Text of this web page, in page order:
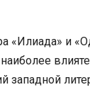
«Илиада» и
западной